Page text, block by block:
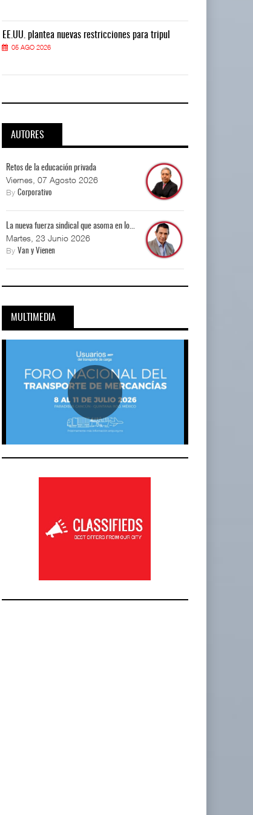
restricciones para trip ...
restricciones para trip ...
EE.UU. plantea nuevas restricciones para tripul
05 AGO 2026
AUTORES
Retos de la educación privada
Viernes, 07 Agosto 2026
By Corporativo
La nueva fuerza sindical que asoma en lo...
Martes, 23 Junio 2026
By Van y Vienen
MULTIMEDIA